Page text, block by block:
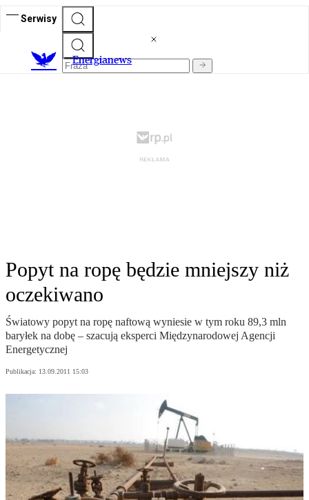
Serwisy
Energianews
Popyt na ropę będzie mniejszy niż
oczekiwano
Światowy popyt na ropę naftową wyniesie w tym roku 89,3 mln
baryłek na dobę – szacują eksperci Międzynarodowej Agencji
Energetycznej
Publikacja: 13.09.2011 15:03